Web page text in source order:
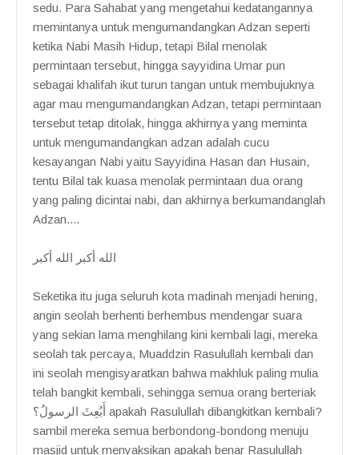
sedu. Para Sahabat yang mengetahui kedatangannya
memintanya untuk mengumandangkan Adzan seperti
ketika Nabi Masih Hidup, tetapi Bilal menolak
permintaan tersebut, hingga sayyidina Umar pun
sebagai khalifah ikut turun tangan untuk membujuknya
agar mau mengumandangkan Adzan, tetapi permintaan
tersebut tetap ditolak, hingga akhirnya yang meminta
untuk mengumandangkan adzan adalah cucu
kesayangan Nabi yaitu Sayyidina Hasan dan Husain,
tentu Bilal tak kuasa menolak permintaan dua orang
yang paling dicintai nabi, dan akhirnya berkumandanglah
Adzan....
الله أكبر الله أكبر
Seketika itu juga seluruh kota madinah menjadi hening,
angin seolah berhenti berhembus mendengar suara
yang sekian lama menghilang kini kembali lagi, mereka
seolah tak percaya, Muaddzin Rasulullah kembali dan
ini seolah mengisyaratkan bahwa makhluk paling mulia
telah bangkit kembali, sehingga semua orang berteriak
أَبُعِثَ الرسولُ؟ apakah Rasulullah dibangkitkan kembali?
sambil mereka semua berbondong-bondong menuju
masjid untuk menyaksikan apakah benar Rasulullah